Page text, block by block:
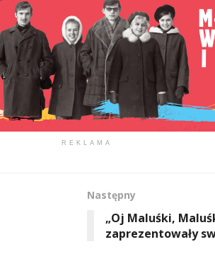
REKLAMA
Następny
„Oj Maluśki,
zaprezentowały